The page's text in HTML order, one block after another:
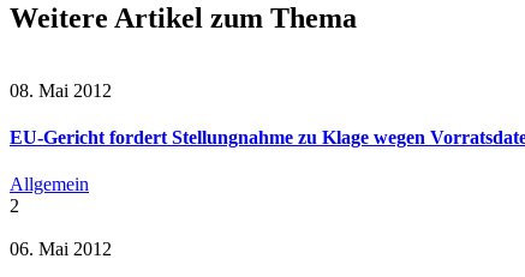
Weitere Artikel zum Thema
08. Mai 2012
EU-Gericht fordert Stellungnahme zu Klage wegen
Allgemein
2
06. Mai 2012